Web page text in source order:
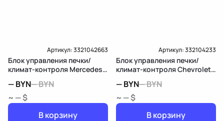
Артикул:3321042663
Блок управления печки/
климат-контроля Mercedes-
—BYN—BYN
~ — $
В корзину
Артикул:332104233
Блок управления печки/
климат-контроля Chevrolet
—BYN—BYN
~ — $
В корзину